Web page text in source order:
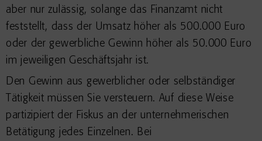
aber nur zulässig, solange das Finanzamt nicht
feststellt, dass der Umsatz höher als 500.000 Euro
oder der gewerbliche Gewinn höher als 50.000 Euro
im jeweiligen Geschäftsjahr ist.
Den Gewinn aus gewerblicher oder selbständiger
Tätigkeit müssen Sie versteuern. Auf diese Weise
partizipiert der Fiskus an der unternehmerischen
Betätigung jedes Einzelnen. Bei